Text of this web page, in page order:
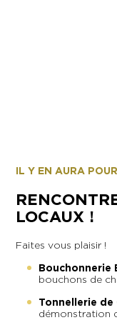
IL Y EN AURA
LOCAUX !
Faites vous plaisir !
Bouchonnerie
bouchons de
Tonnellerie de
démonstration